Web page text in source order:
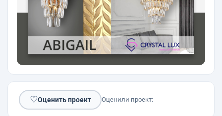
♡Оценить проект Оценили проект: